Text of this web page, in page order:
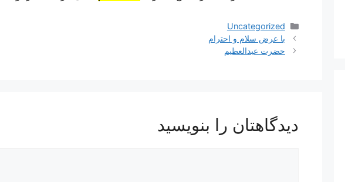
دسته‌ها
Uncategorized
ناوبری
نوشته‌ها
با عرض سلام و احترام
حضرت عبدالعظیم
دیدگاهتان را بنویسید